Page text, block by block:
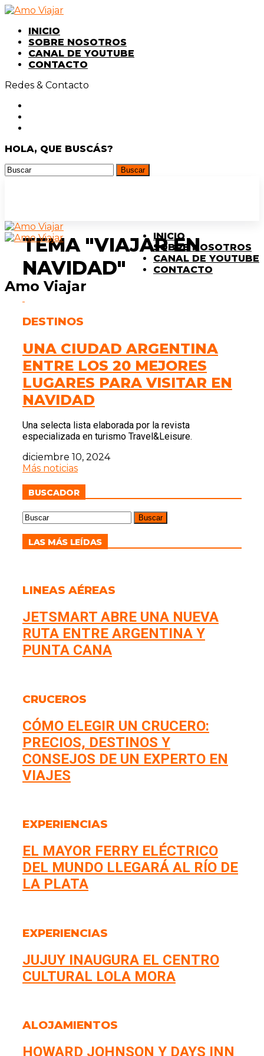
INICIO
SOBRE NOSOTROS
CANAL DE YOUTUBE
CONTACTO
Redes & Contacto
HOLA, QUE BUSCÁS?
Amo Viajar
INICIO
SOBRE NOSOTROS
CANAL DE YOUTUBE
CONTACTO
TEMA "VIAJAR EN
NAVIDAD"
DESTINOS
UNA CIUDAD ARGENTINA
ENTRE LOS 20 MEJORES
LUGARES PARA VISITAR EN
NAVIDAD
Una selecta lista elaborada por la revista
especializada en turismo Travel&Leisure.
diciembre 10, 2024
Más noticias
BUSCADOR
LAS MÁS LEÍDAS
LINEAS AÉREAS
JETSMART ABRE UNA NUEVA
RUTA ENTRE ARGENTINA Y
PUNTA CANA
CRUCEROS
CÓMO ELEGIR UN CRUCERO:
PRECIOS, DESTINOS Y
CONSEJOS DE UN EXPERTO EN
VIAJES
EXPERIENCIAS
EL MAYOR FERRY ELÉCTRICO
DEL MUNDO LLEGARÁ AL RÍO DE
LA PLATA
EXPERIENCIAS
JUJUY INAUGURA EL CENTRO
CULTURAL LOLA MORA
ALOJAMIENTOS
HOWARD JOHNSON Y DAYS INN